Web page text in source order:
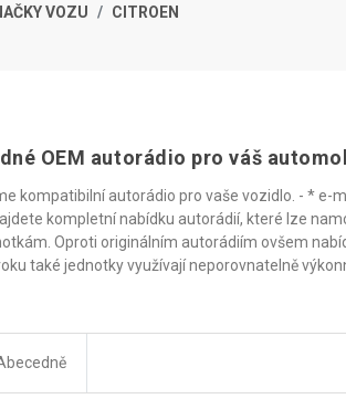
VOZU CITROEN
OEM autorádio pro váš
kompatibilní autorádio pro vaše vozidlo. - *
kompletní nabídku autorádií, které lze
Oproti originálním autorádiím ovšem
také jednotky využívají neporovnatelně